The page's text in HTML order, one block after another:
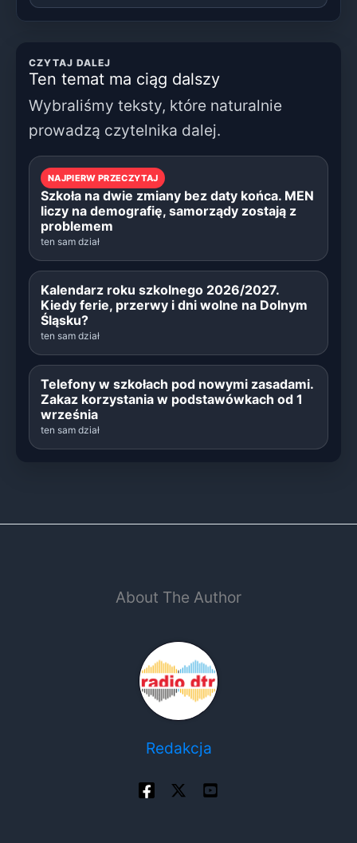
CZYTAJ DALEJ
Ten temat ma ciąg dalszy
Wybraliśmy teksty, które naturalnie
prowadzą czytelnika dalej.
NAJPIERW PRZECZYTAJ
Szkoła na dwie zmiany bez daty końca. MEN
liczy na demografię, samorządy zostają z
problemem
ten sam dział
Kalendarz roku szkolnego 2026/2027.
Kiedy ferie, przerwy i dni wolne na Dolnym
Śląsku?
ten sam dział
Telefony w szkołach pod nowymi zasadami.
Zakaz korzystania w podstawówkach od 1
września
ten sam dział
About The Author
Redakcja